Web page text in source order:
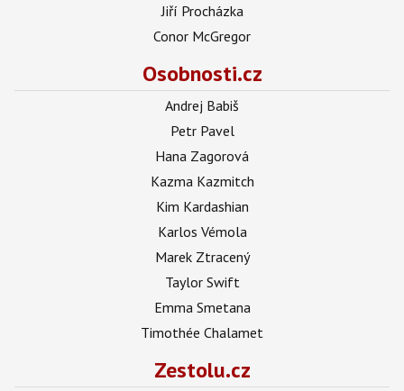
Jiří Procházka
Conor McGregor
Osobnosti.cz
Andrej Babiš
Petr Pavel
Hana Zagorová
Kazma Kazmitch
Kim Kardashian
Karlos Vémola
Marek Ztracený
Taylor Swift
Emma Smetana
Timothée Chalamet
Zestolu.cz